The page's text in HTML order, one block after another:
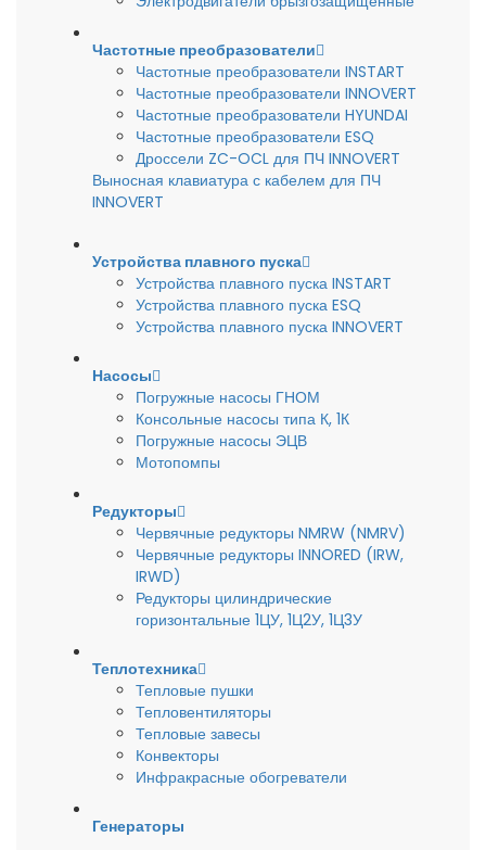
Частотные преобразователи
Частотные преобразователи INSTART
Частотные преобразователи INNOVERT
Частотные преобразователи HYUNDAI
Частотные преобразователи ESQ
Дроссели ZC-OCL для ПЧ INNOVERT
Выносная клавиатура с кабелем для ПЧ
INNOVERT
Устройства плавного пуска
Устройства плавного пуска INSTART
Устройства плавного пуска ESQ
Устройства плавного пуска INNOVERT
Насосы
Погружные насосы ГНОМ
Консольные насосы типа К, 1К
Погружные насосы ЭЦВ
Мотопомпы
Редукторы
Червячные редукторы NMRW (NMRV)
Червячные редукторы INNORED (IRW,
IRWD)
Редукторы цилиндрические
горизонтальные 1ЦУ, 1Ц2У, 1Ц3У
Теплотехника
Тепловые пушки
Тепловентиляторы
Тепловые завесы
Конвекторы
Инфракрасные обогреватели
Генераторы